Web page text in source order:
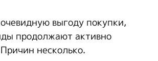
выгоду покупки,
продолжают активно
несколько.